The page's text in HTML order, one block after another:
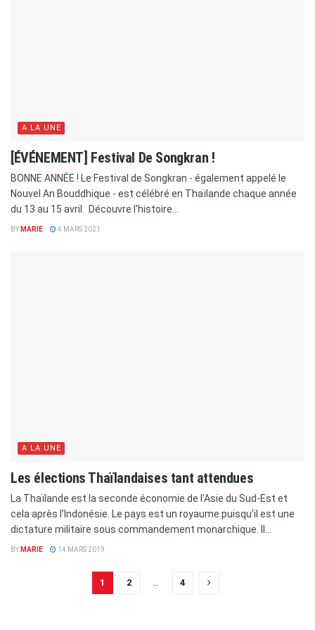
A LA UNE
[ÉVÉNEMENT] Festival De Songkran !
BONNE ANNÉE ! Le Festival de Songkran - également appelé le
Nouvel An Bouddhique - est célébré en Thaïlande chaque année
du 13 au 15 avril. Découvre l'histoire...
BY MARIE 4 MARS 2021
A LA UNE
Les élections Thaïlandaises tant attendues
La Thaïlande est la seconde économie de l’Asie du Sud-Est et
cela après l’Indonésie. Le pays est un royaume puisqu’il est une
dictature militaire sous commandement monarchique. Il...
BY MARIE 14 MARS 2019
1 2 … 4